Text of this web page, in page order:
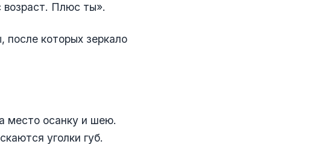
возраст. Плюс ты».
которых зеркало
место осанку и шею.
уголки губ.